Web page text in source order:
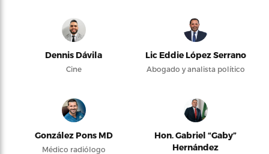
Dennis Dávila
Cine
Lic Eddie López Serrano
Abogado y analista político
González Pons MD
Médico radiólogo
Hon. Gabriel “Gaby”
Hernández